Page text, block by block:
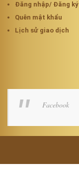
Đăng nhập/ Đăng ký
Quên mật khẩu
Lịch sử giao dịch
Facebook